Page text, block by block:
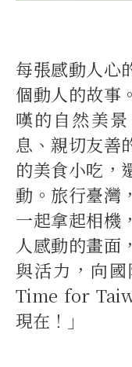
每張感動人心
個動人的故事
嘆的自然美
息、親切友善
的美食小吃，
動。旅行臺灣
一起拿起相機
人感動的畫面
與活力，向
Time for
現在！」